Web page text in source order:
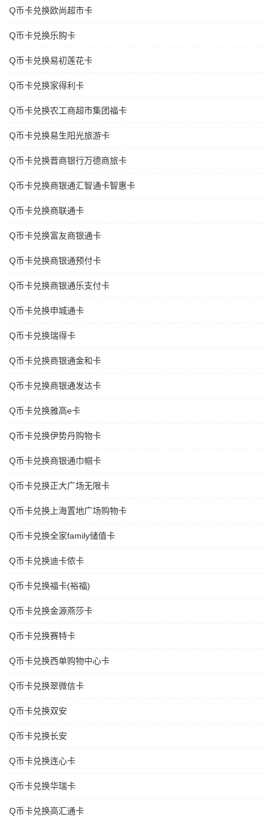
Q币卡兑换欧尚超市卡
Q币卡兑换乐购卡
Q币卡兑换易初莲花卡
Q币卡兑换家得利卡
Q币卡兑换农工商超市集团福卡
Q币卡兑换易生阳光旅游卡
Q币卡兑换晋商银行万德商旅卡
Q币卡兑换商银通汇智通卡智惠卡
Q币卡兑换商联通卡
Q币卡兑换富友商银通卡
Q币卡兑换商银通预付卡
Q币卡兑换商银通乐支付卡
Q币卡兑换申城通卡
Q币卡兑换瑞得卡
Q币卡兑换商银通金和卡
Q币卡兑换商银通发达卡
Q币卡兑换雅高e卡
Q币卡兑换伊势丹购物卡
Q币卡兑换商银通巾帼卡
Q币卡兑换正大广场无限卡
Q币卡兑换上海置地广场购物卡
Q币卡兑换全家family储值卡
Q币卡兑换迪卡侬卡
Q币卡兑换福卡(裕福)
Q币卡兑换金源燕莎卡
Q币卡兑换赛特卡
Q币卡兑换西单购物中心卡
Q币卡兑换翠微信卡
Q币卡兑换双安
Q币卡兑换长安
Q币卡兑换连心卡
Q币卡兑换华瑞卡
Q币卡兑换高汇通卡